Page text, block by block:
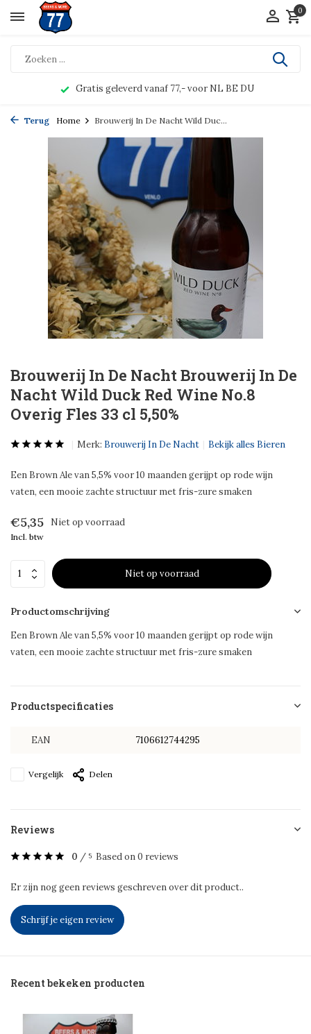
0
Gratis geleverd vanaf 77,- voor NL BE DU
Terug Home Brouwerij In De Nacht Wild Duc...
Brouwerij In De Nacht Brouwerij In De
Nacht Wild Duck Red Wine No.8
Overig Fles 33 cl 5,50%
Merk: Brouwerij In De Nacht Bekijk alles Bieren
Een Brown Ale van 5,5% voor 10 maanden gerijpt op rode wijn
vaten, een mooie zachte structuur met fris-zure smaken
€5,35 Niet op voorraad
Incl. btw
Niet op voorraad
Productomschrijving
Een Brown Ale van 5,5% voor 10 maanden gerijpt op rode wijn
vaten, een mooie zachte structuur met fris-zure smaken
Productspecificaties
EAN 7106612744295
Vergelijk Delen
Reviews
0 / 5 Based on 0 reviews
Er zijn nog geen reviews geschreven over dit product..
Schrijf je eigen review
Recent bekeken producten